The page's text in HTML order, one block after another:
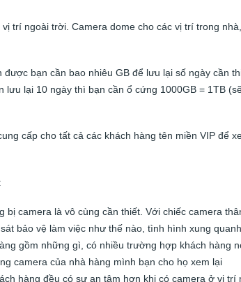
trí ngoài trời. Camera dome cho các vị trí trong nhà,
bạn cần bao nhiêu GB để lưu lại số ngày cần
lại 10 ngày thì bạn cần ổ cứng 1000GB = 1TB
cấp cho tất cả các khách hàng tên miền VIP để
camera là vô cùng cần thiết. Với chiếc camera
bảo vệ làm việc như thế nào, tình hình xung quanh
gồm những gì, có nhiều trường hợp khách hàng
camera của nhà hàng mình bạn cho họ xem lại
hàng đều có sự an tâm hơn khi có camera ở vị trí